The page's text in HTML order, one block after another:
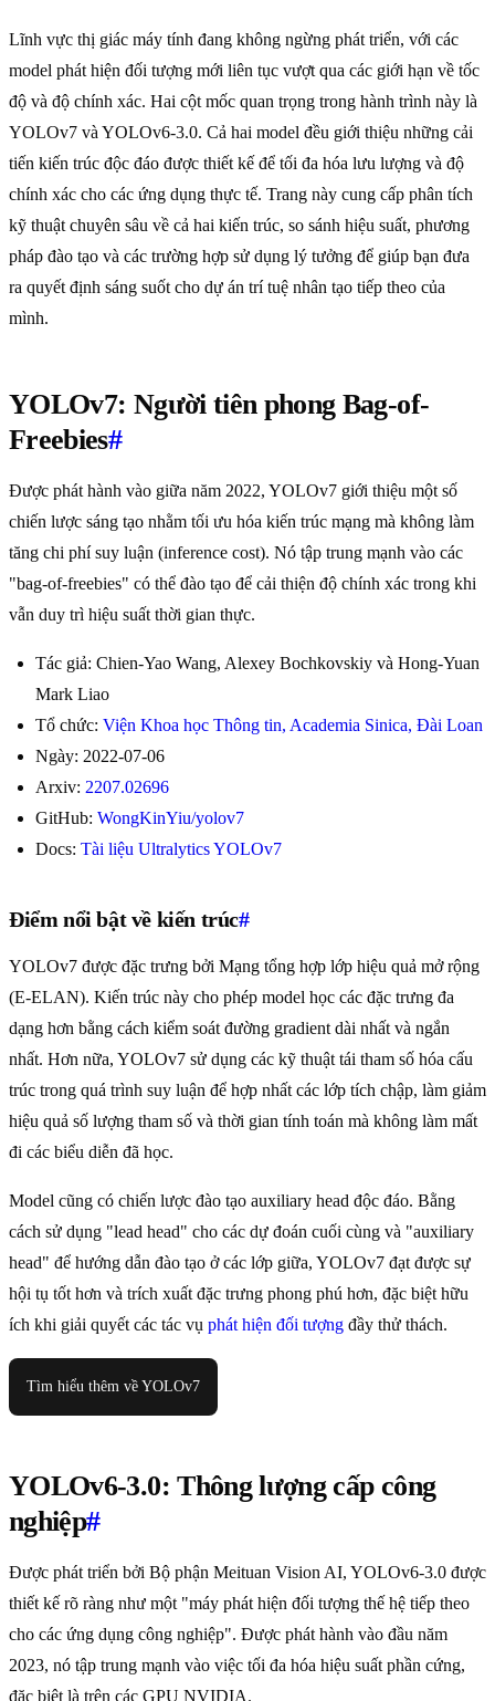
Lĩnh vực thị giác máy tính đang không ngừng phát triển, với các
model phát hiện đối tượng mới liên tục vượt qua các giới hạn về tốc
độ và độ chính xác. Hai cột mốc quan trọng trong hành trình này là
YOLOv7 và YOLOv6-3.0. Cả hai model đều giới thiệu những cải
tiến kiến trúc độc đáo được thiết kế để tối đa hóa lưu lượng và độ
chính xác cho các ứng dụng thực tế. Trang này cung cấp phân tích
kỹ thuật chuyên sâu về cả hai kiến trúc, so sánh hiệu suất, phương
pháp đào tạo và các trường hợp sử dụng lý tưởng để giúp bạn đưa
ra quyết định sáng suốt cho dự án trí tuệ nhân tạo tiếp theo của
mình.
YOLOv7: Người tiên phong Bag-of-
Freebies#
Được phát hành vào giữa năm 2022, YOLOv7 giới thiệu một số
chiến lược sáng tạo nhằm tối ưu hóa kiến trúc mạng mà không làm
tăng chi phí suy luận (inference cost). Nó tập trung mạnh vào các
"bag-of-freebies" có thể đào tạo để cải thiện độ chính xác trong khi
vẫn duy trì hiệu suất thời gian thực.
Tác giả: Chien-Yao Wang, Alexey Bochkovskiy và Hong-Yuan
Mark Liao
Tổ chức: Viện Khoa học Thông tin, Academia Sinica, Đài Loan
Ngày: 2022-07-06
Arxiv: 2207.02696
GitHub: WongKinYiu/yolov7
Docs: Tài liệu Ultralytics YOLOv7
Điểm nổi bật về kiến trúc#
YOLOv7 được đặc trưng bởi Mạng tổng hợp lớp hiệu quả mở rộng
(E-ELAN). Kiến trúc này cho phép model học các đặc trưng đa
dạng hơn bằng cách kiểm soát đường gradient dài nhất và ngắn
nhất. Hơn nữa, YOLOv7 sử dụng các kỹ thuật tái tham số hóa cấu
trúc trong quá trình suy luận để hợp nhất các lớp tích chập, làm giảm
hiệu quả số lượng tham số và thời gian tính toán mà không làm mất
đi các biểu diễn đã học.
Model cũng có chiến lược đào tạo auxiliary head độc đáo. Bằng
cách sử dụng "lead head" cho các dự đoán cuối cùng và "auxiliary
head" để hướng dẫn đào tạo ở các lớp giữa, YOLOv7 đạt được sự
hội tụ tốt hơn và trích xuất đặc trưng phong phú hơn, đặc biệt hữu
ích khi giải quyết các tác vụ phát hiện đối tượng đầy thử thách.
Tìm hiểu thêm về YOLOv7
YOLOv6-3.0: Thông lượng cấp công
nghiệp#
Được phát triển bởi Bộ phận Meituan Vision AI, YOLOv6-3.0 được
thiết kế rõ ràng như một "máy phát hiện đối tượng thế hệ tiếp theo
cho các ứng dụng công nghiệp". Được phát hành vào đầu năm
2023, nó tập trung mạnh vào việc tối đa hóa hiệu suất phần cứng,
đặc biệt là trên các GPU NVIDIA.